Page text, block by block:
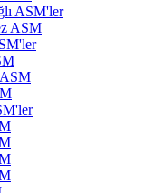
ASM'ler
ASM